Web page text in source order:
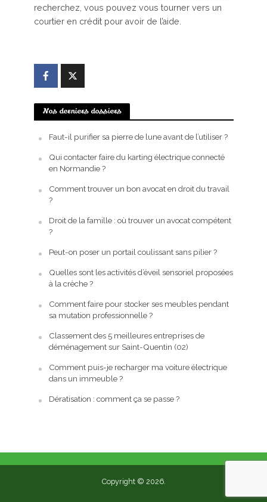
recherchez, vous pouvez vous tourner vers un
courtier en crédit pour avoir de l’aide.
Nos derniers dossiers
Faut-il purifier sa pierre de lune avant de l’utiliser ?
Qui contacter faire du karting électrique connecté
en Normandie ?
Comment trouver un bon avocat en droit du travail
?
Droit de la famille : où trouver un avocat compétent
?
Peut-on poser un portail coulissant sans pilier ?
Quelles sont les activités d’éveil sensoriel proposées
à la crèche ?
Comment faire pour stocker ses meubles pendant
sa mutation professionnelle ?
Classement des 5 meilleures entreprises de
déménagement sur Saint-Quentin (02)
Comment puis-je recharger ma voiture électrique
dans un immeuble ?
Dératisation : comment ça se passe ?
Copyright © 2026.